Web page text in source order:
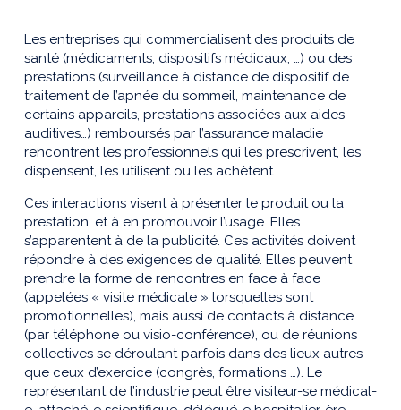
Les entreprises qui commercialisent des produits de
santé (médicaments, dispositifs médicaux, …) ou des
prestations (surveillance à distance de dispositif de
traitement de l’apnée du sommeil, maintenance de
certains appareils, prestations associées aux aides
auditives…) remboursés par l’assurance maladie
rencontrent les professionnels qui les prescrivent, les
dispensent, les utilisent ou les achètent.
Ces interactions visent à présenter le produit ou la
prestation, et à en promouvoir l’usage. Elles
s’apparentent à de la publicité. Ces activités doivent
répondre à des exigences de qualité. Elles peuvent
prendre la forme de rencontres en face à face
(appelées « visite médicale » lorsquelles sont
promotionnelles), mais aussi de contacts à distance
(par téléphone ou visio-conférence), ou de réunions
collectives se déroulant parfois dans des lieux autres
que ceux d’exercice (congrès, formations …). Le
représentant de l’industrie peut être visiteur-se médical-